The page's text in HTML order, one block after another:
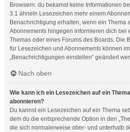
Browsern: du bekamst keine Informationen
3.1 ähneln Lesezeichen mehr einem
Benachrichtigung erhalten, wenn ein Thema
Abonnements hingegen informieren dich bei
Themas oder eines Forums des Boards. Die
für Lesezeichen und Abonnements können
„Benachrichtigungen einstellen“ geändert
Nach oben
Wie kann ich ein Lesezeichen auf ein
abonnieren?
Du kannst ein Lesezeichen auf ein Thema
dem du die entsprechende Option in den
die sich normalerweise ober- und unterhalb